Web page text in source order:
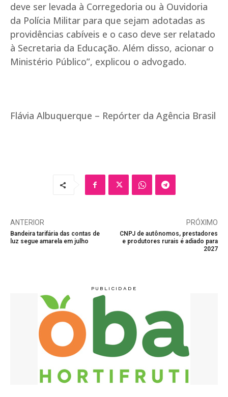
deve ser levada à Corregedoria ou à Ouvidoria
da Polícia Militar para que sejam adotadas as
providências cabíveis e o caso deve ser relatado
à Secretaria da Educação. Além disso, acionar o
Ministério Público”, explicou o advogado.
Flávia Albuquerque – Repórter da Agência Brasil
ANTERIOR
Bandeira tarifária das contas de
luz segue amarela em julho
PRÓXIMO
CNPJ de autônomos, prestadores
e produtores rurais é adiado para
2027